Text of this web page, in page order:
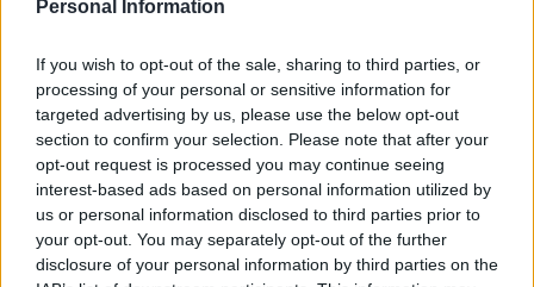
Personal Information
If you wish to opt-out of the sale, sharing to third parties, or
processing of your personal or sensitive information for
targeted advertising by us, please use the below opt-out
section to confirm your selection. Please note that after your
opt-out request is processed you may continue seeing
interest-based ads based on personal information utilized by
us or personal information disclosed to third parties prior to
your opt-out. You may separately opt-out of the further
disclosure of your personal information by third parties on the
mer än närande” och saknar vuxna som visar
utveckla konsekvenstänkande och empati.
4.Ekonomiska och materiella
faktorer
Ekonomisk och social utsatthet
Barnet kan komma från en ekonomiskt utsatt